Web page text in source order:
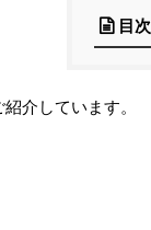
目次
介しています。